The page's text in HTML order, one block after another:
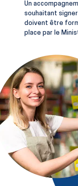
Un
souhaitant
doivent être
place par le